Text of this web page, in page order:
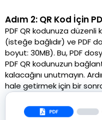
Adım 2: QR Kod İçin
PDF QR kodunuza düzenli
(isteğe bağlıdır) ve PDF
boyut: 30MB). Bu, PDF
PDF QR kodunuzun
kalacağını unutmayın.
hale getirmek için bir